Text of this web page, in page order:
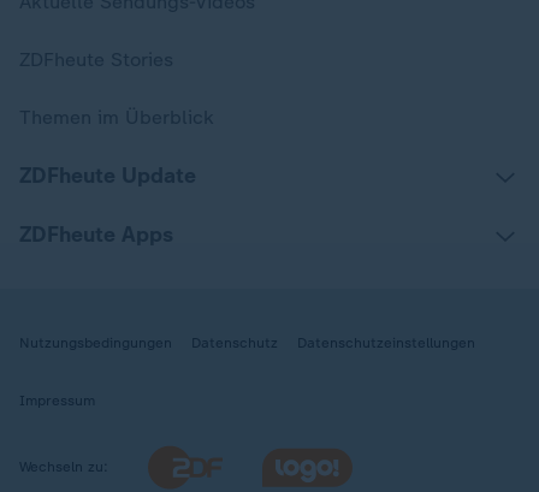
Nutzungsbedingungen Datenschutz Datenschutzeinstellungen
Impressum
Wechseln zu: